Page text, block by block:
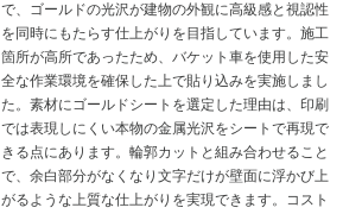
で、ゴールドの光沢が建物の外観に高級感と視認性
を同時にもたらす仕上がりを目指しています。施工
箇所が高所であったため、バケット車を使用した安
全な作業環境を確保した上で貼り込みを実施しまし
た。素材にゴールドシートを選定した理由は、印刷
では表現しにくい本物の金属光沢をシートで再現で
きる点にあります。輪郭カットと組み合わせること
で、余白部分がなくなり文字だけが壁面に浮かび上
がるような上質な仕上がりを実現できます。コスト